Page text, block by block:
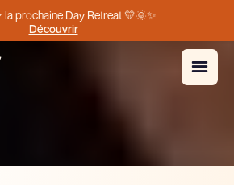
la prochaine Day Retreat 💛🌞✨
Découvrir